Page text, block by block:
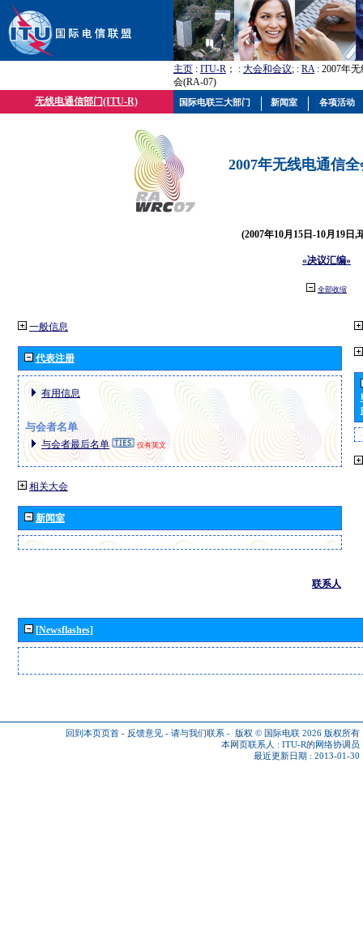
主页 : ITU-R ； : 大会和会议; : RA: 2007年
会(RA-07)
无线电通信部门(ITU-R)
2007年无线电通信
(2007年10月15日-10月19日,
«决议汇编»
全部收缩
一般信息
代表注册
有用信息
与会者名单
与会者最后名单 仅有英文
相关大会
新闻室
联系人
[Newsflashes]
回到本页页首 - 反馈意见 - 请与我们联系 - 版权 © 国际电联 2026 版权所有
本网页联系人 : ITU-R的网络协调员
最近更新日期 : 2013-01-30
国际电联三大部门 新闻室 各项活动